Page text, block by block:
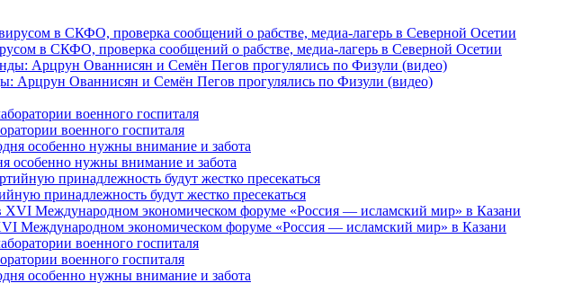
в СКФО, проверка сообщений о рабстве, медиа-лагерь в Северной Осетии
Арцрун Ованнисян и Семён Пегов прогулялись по Физули (видео)
военного госпиталя
особенно нужны внимание и забота
принадлежность будут жестко пресекаться
Международном экономическом форуме «Россия — исламский мир» в Казани
военного госпиталя